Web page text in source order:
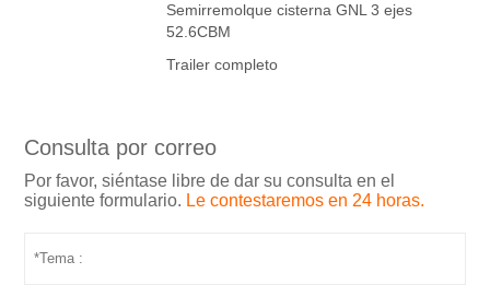
Semirremolque cisterna GNL 3 ejes
52.6CBM
Trailer completo
Consulta por correo
Por favor, siéntase libre de dar su consulta en el
siguiente formulario. Le contestaremos en 24 horas.